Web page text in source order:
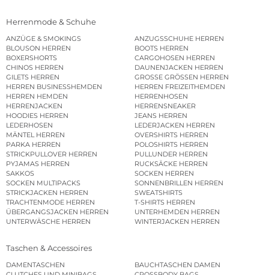
Herrenmode & Schuhe
ANZÜGE & SMOKINGS
ANZUGSSCHUHE HERREN
BLOUSON HERREN
BOOTS HERREN
BOXERSHORTS
CARGOHOSEN HERREN
CHINOS HERREN
DAUNENJACKEN HERREN
GILETS HERREN
GROSSE GRÖSSEN HERREN
HERREN BUSINESSHEMDEN
HERREN FREIZEITHEMDEN
HERREN HEMDEN
HERRENHOSEN
HERRENJACKEN
HERRENSNEAKER
HOODIES HERREN
JEANS HERREN
LEDERHOSEN
LEDERJACKEN HERREN
MÄNTEL HERREN
OVERSHIRTS HERREN
PARKA HERREN
POLOSHIRTS HERREN
STRICKPULLOVER HERREN
PULLUNDER HERREN
PYJAMAS HERREN
RUCKSÄCKE HERREN
SAKKOS
SOCKEN HERREN
SOCKEN MULTIPACKS
SONNENBRILLEN HERREN
STRICKJACKEN HERREN
SWEATSHIRTS
TRACHTENMODE HERREN
T-SHIRTS HERREN
ÜBERGANGSJACKEN HERREN
UNTERHEMDEN HERREN
UNTERWÄSCHE HERREN
WINTERJACKEN HERREN
Taschen & Accessoires
DAMENTASCHEN
BAUCHTASCHEN DAMEN